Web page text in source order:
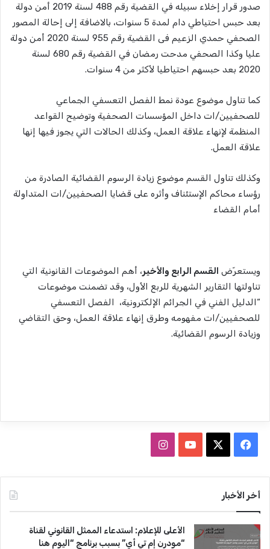
صدور قرار إخلاء سبيله في القضية رقم 488 لسنة 2019 أمن دولة
بعد حبس احتياطي دام لمدة 5 سنوات، بالاضافة إلى إحالة المصور
الصحفي حمدي الزعيم فى القضية رقم 955 لسنة 2020 أمن دولة
عليا وكذا الصحفي مدحت رمضان في القضية رقم 680 لسنة
2020 بعد حبسهم احتياطيا لأكثر من 4 سنوات.
كما تناول موضوع عودة نمط الفصل التعسفي الجماعي
للصحفيين/ات داخل المؤسسات الصحفية وتوضيح القواعد
المنظمة لإنهاء علاقة العمل، وكذلك الحالات التي يجوز فيها إنها
علاقة العمل.
وكذلك تناول القسم موضوع زيادة الرسوم القضائية الصادرة من
رؤساء محاكم الإستئناف وأثره على قضايا الصحفيين/ات المتداولة
أمام القضاء
ويستعرّض القسم الرابع والأخير، أهم الموضوعات القانونية التي
تناولتها التقارير الشهرية للربع الأول، وقد تضمنت موضوعات
“الدليل الفني في الجرائم الإلكترونية، الفصل التعسفي
للصحفيين/ات مفهومه وطرق إنهاء علاقة العمل، وحق التقاضي
وزيادة الرسوم القضائية.
س
و
T
ق
أخر الأخبار
الأعلى للإعلام: استدعاء الممثل القانوني لقناة
“مودرن إم تي أي” بسبب برنامج “اليوم هنا